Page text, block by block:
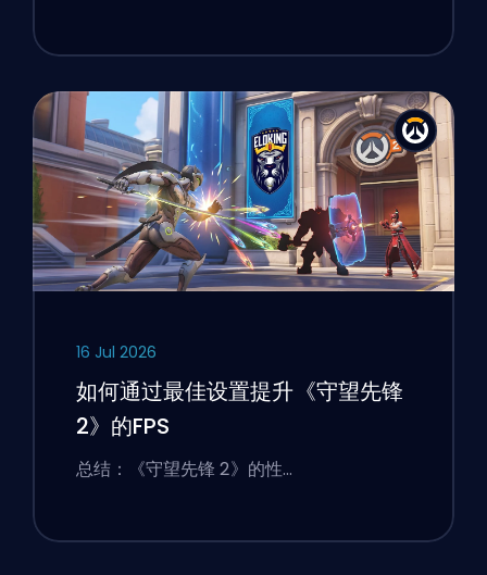
16 Jul 2026
如何通过最佳设置提升《守望先锋
2》的FPS
总结：《守望先锋 2》的性…